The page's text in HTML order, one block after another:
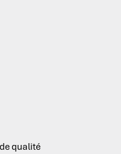
qualité